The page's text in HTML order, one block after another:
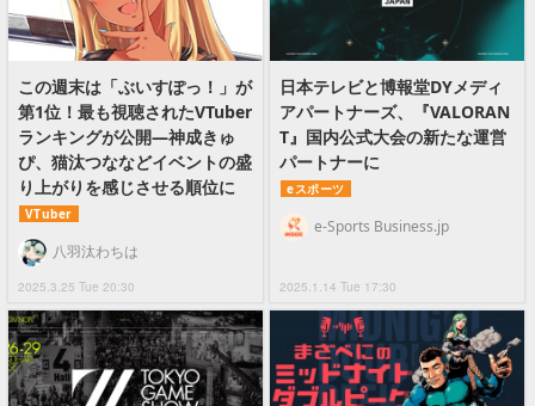
この週末は「ぶいすぽっ！」が
第1位！最も視聴されたVTuber
ランキングが公開―神成きゅ
ぴ、猫汰つななどイベントの盛
り上がりを感じさせる順位に
VTuber
2025.3.25 Tue 20:30
八羽汰わちは
日本テレビと博報堂DYメディ
アパートナーズ、『VALORAN
T』国内公式大会の新たな運営
パートナーに
eスポーツ
2025.1.14 Tue 17:30
e-Sports Business.jp